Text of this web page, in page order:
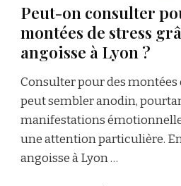
Peut-on consulter
montées de stress
angoisse à Lyon ?
Consulter pour des montées
peut sembler anodin,
manifestations
une attention particulière.
angoisse à Lyon …